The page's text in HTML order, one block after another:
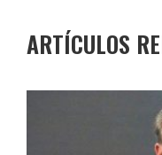
ARTÍCULOS